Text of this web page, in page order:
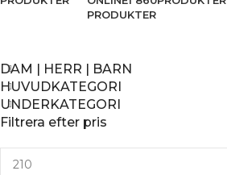
PRODUKTER
DAM | HERR | BARN
HUVUDKATEGORI
UNDERKATEGORI
Filtrera efter pris